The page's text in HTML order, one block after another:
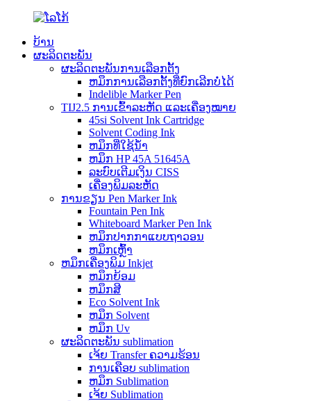
ບ້ານ
ຜະລິດຕະພັນ
ຜະລິດຕະພັນການເລືອກຕັ້ງ
ຫມຶກການເລືອກຕັ້ງທີ່ຍົກເລີກບໍ່ໄດ້
Indelible Marker Pen
TIJ2.5 ການເຂົ້າລະຫັດ ແລະເຄື່ອງໝາຍ
45si Solvent Ink Cartridge
Solvent Coding Ink
ຫມຶກທີ່ໃຊ້ນ້ໍາ
ຫມຶກ HP 45A 51645A
ລະບົບເຕີມເງິນ CISS
ເຄື່ອງພິມລະຫັດ
ການຂຽນ Pen Marker Ink
Fountain Pen Ink
Whiteboard Marker Pen Ink
ຫມຶກປາກກາແບບຖາວອນ
ຫມຶກເຫຼົ້າ
ຫມຶກເຄື່ອງພິມ Inkjet
ຫມຶກຍ້ອມ
ຫມຶກສີ
Eco Solvent Ink
ຫມຶກ Solvent
ຫມຶກ Uv
ຜະລິດຕະພັນ sublimation
ເຈ້ຍ Transfer ຄວາມຮ້ອນ
ການເຄືອບ sublimation
ຫມຶກ Sublimation
ເຈ້ຍ Sublimation